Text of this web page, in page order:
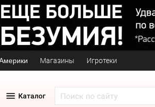
Магазины Игротеки
Каталог